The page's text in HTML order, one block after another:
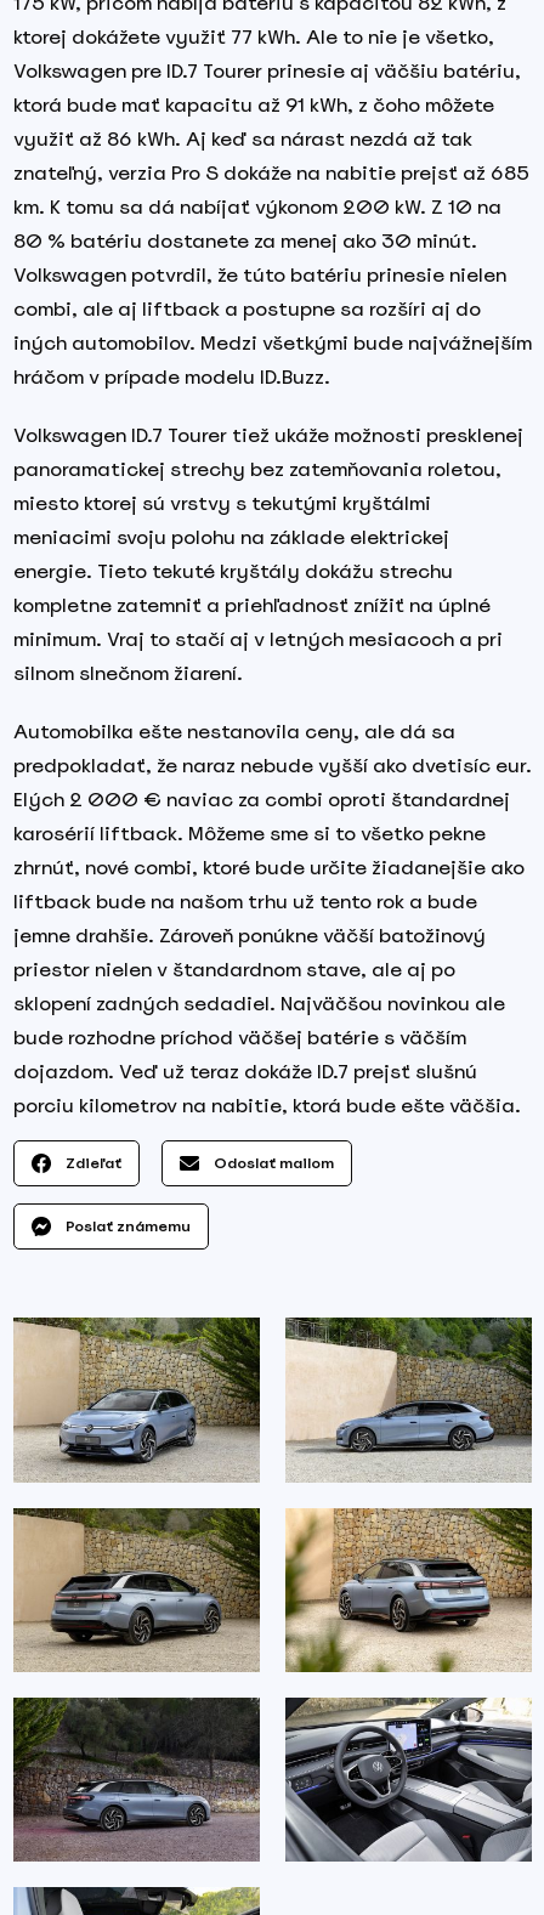
ktorej dokážete využiť 77 kWh. Ale to nie je všetko,
Volkswagen pre ID.7 Tourer prinesie aj väčšiu batériu,
ktorá bude mať kapacitu až 91 kWh, z čoho môžete
využiť až 86 kWh. Aj keď sa nárast nezdá až tak
znateľný, verzia Pro S dokáže na nabitie prejsť až 685
km. K tomu sa dá nabíjať výkonom 200 kW. Z 10 na
80 % batériu dostanete za menej ako 30 minút.
Volkswagen potvrdil, že túto batériu prinesie nielen
combi, ale aj liftback a postupne sa rozšíri aj do
iných automobilov. Medzi všetkými bude najvážnejším
hráčom v prípade modelu ID.Buzz.
Volkswagen ID.7 Tourer tiež ukáže možnosti presklenej
panoramatickej strechy bez zatemňovania roletou,
miesto ktorej sú vrstvy s tekutými kryštálmi
meniacimi svoju polohu na základe elektrickej
energie. Tieto tekuté kryštály dokážu strechu
kompletne zatemniť a priehľadnosť znížiť na úplné
minimum. Vraj to stačí aj v letných mesiacoch a pri
silnom slnečnom žiarení.
Automobilka ešte nestanovila ceny, ale dá sa
predpokladať, že naraz nebude vyšší ako dvetisíc eur.
Elých 2 000 € naviac za combi oproti štandardnej
karosérií liftback. Môžeme sme si to všetko pekne
zhrnúť, nové combi, ktoré bude určite žiadanejšie ako
liftback bude na našom trhu už tento rok a bude
jemne drahšie. Zároveň ponúkne väčší batožinový
priestor nielen v štandardnom stave, ale aj po
sklopení zadných sedadiel. Najväčšou novinkou ale
bude rozhodne príchod väčšej batérie s väčším
dojazdom. Veď už teraz dokáže ID.7 prejsť slušnú
porciu kilometrov na nabitie, ktorá bude ešte väčšia.
Zdieľať Odoslať mailom
Poslať známemu